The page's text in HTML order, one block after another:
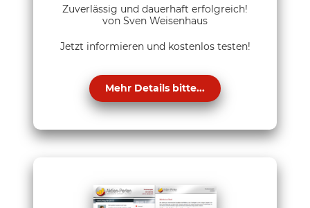
Zuverlässig und dauerhaft erfolgreich!
von Sven Weisenhaus
Jetzt informieren und kostenlos testen!
Mehr Details bitte...